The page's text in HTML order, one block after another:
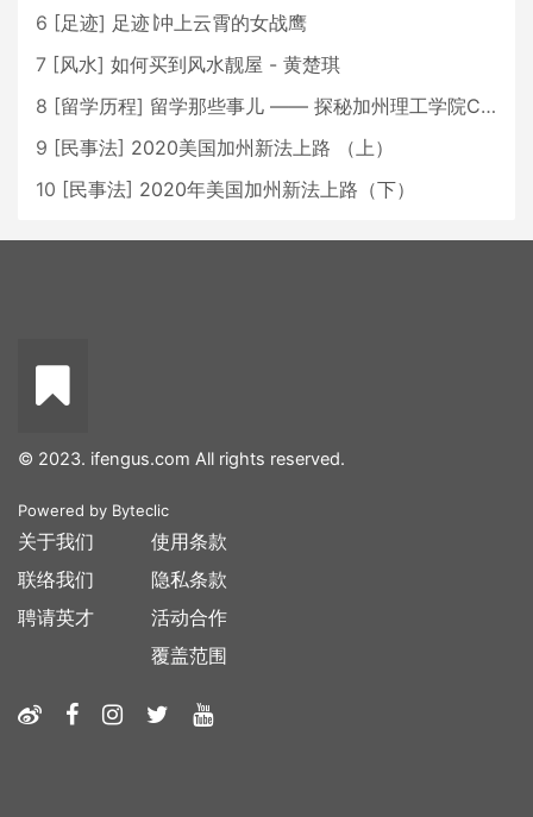
6 [足迹] 足迹∣冲上云霄的女战鹰
7 [风水] 如何买到风水靓屋 - 黄楚琪
8 [留学历程] 留学那些事儿 —— 探秘加州理工学院Caltech博士生活 [上集]
9 [民事法] 2020美国加州新法上路 （上）
10 [民事法] 2020年美国加州新法上路（下）
© 2023. ifengus.com All rights reserved.
Powered by Byteclic
关于我们
联络我们
聘请英才
使用条款
隐私条款
活动合作
覆盖范围